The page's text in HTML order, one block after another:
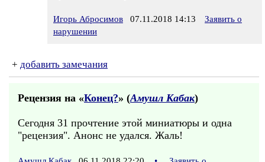
Игорь Абросимов 07.11.2018 14:13
Заявить о
нарушении
+ добавить замечания
Рецензия на «Конец?» (Амушл Кабак)
Сегодня 31 прочтение этой миниатюры и одна
"рецензия". Анонс не удался. Жаль!